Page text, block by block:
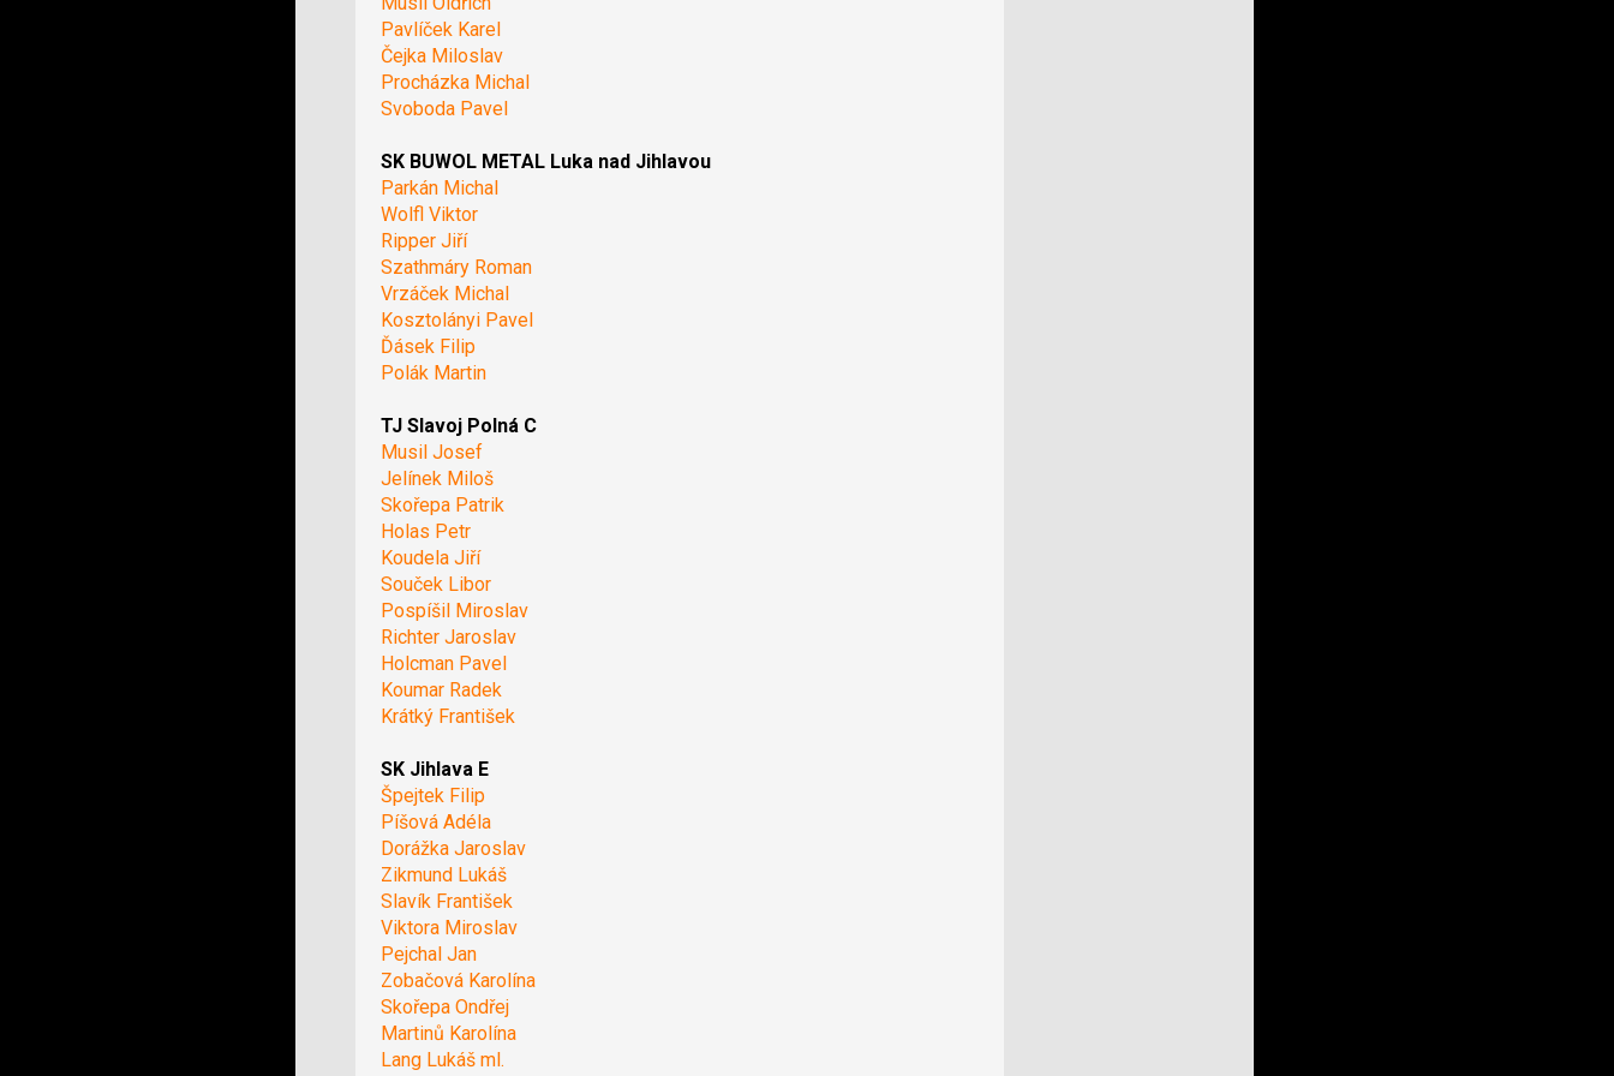
Pavlíček Karel
Čejka Miloslav
Procházka Michal
Svoboda Pavel
SK BUWOL METAL Luka nad Jihlavou
Parkán Michal
Wolfl Viktor
Ripper Jiří
Szathmáry Roman
Vrzáček Michal
Kosztolányi Pavel
Ďásek Filip
Polák Martin
TJ Slavoj Polná C
Musil Josef
Jelínek Miloš
Skořepa Patrik
Holas Petr
Koudela Jiří
Souček Libor
Pospíšil Miroslav
Richter Jaroslav
Holcman Pavel
Koumar Radek
Krátký František
SK Jihlava E
Špejtek Filip
Píšová Adéla
Dorážka Jaroslav
Zikmund Lukáš
Slavík František
Viktora Miroslav
Pejchal Jan
Zobačová Karolína
Skořepa Ondřej
Martinů Karolína
Lang Lukáš ml.